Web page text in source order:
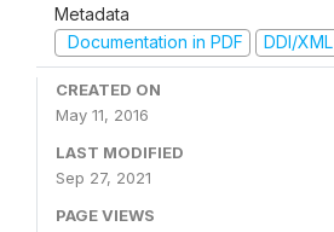
Metadata
Documentation in PDF
DDI/XML
CREATED ON
May 11, 2016
LAST MODIFIED
Sep 27, 2021
PAGE VIEWS